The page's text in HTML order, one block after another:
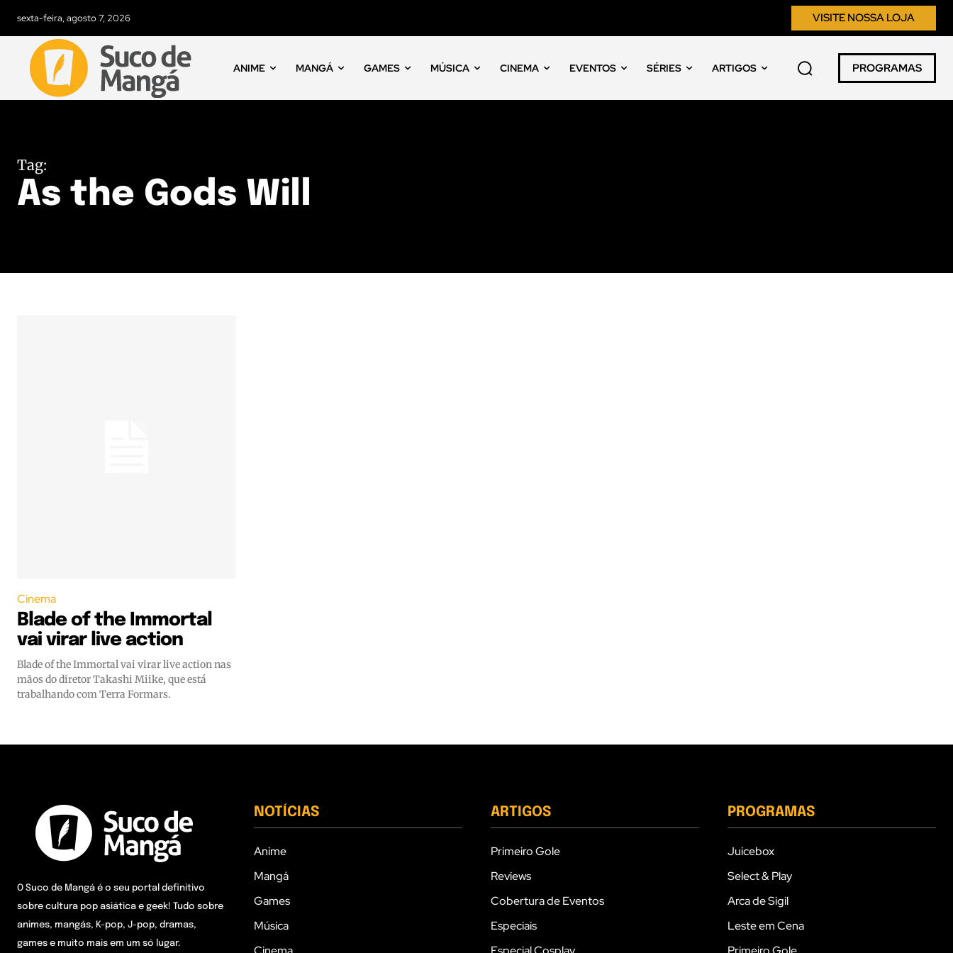
sexta-feira, agosto 7, 2026 VISITE NOSSA LOJA
ANIME MANGÁ GAMES MÚSICA CINEMA EVENTOS SÉRIES ARTIGOS PROGRAMAS
Tag:
As the Gods Will
Cinema
Blade of the Immortal
vai virar live action
Blade of the Immortal vai virar live action nas
mãos do diretor Takashi Miike, que está
trabalhando com Terra Formars.
O Suco de Mangá é o seu portal definitivo
sobre cultura pop asiática e geek! Tudo sobre
animes, mangás, K-pop, J-pop, dramas,
games e muito mais em um só lugar.
NOTÍCIAS
Anime
Mangá
Games
Música
ARTIGOS
Primeiro Gole
Reviews
Cobertura de Eventos
Especiais
PROGRAMAS
Juicebox
Select & Play
Arca de Sigil
Leste em Cena